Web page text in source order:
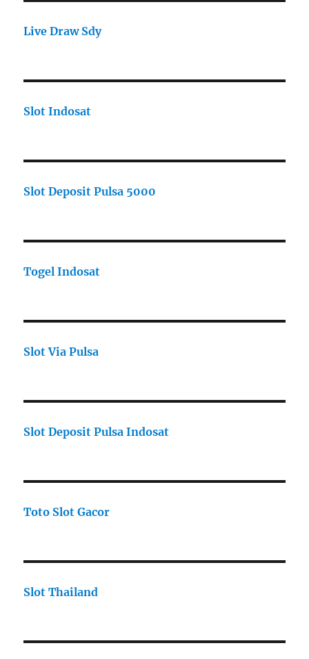
Live Draw Sdy
Slot Indosat
Slot Deposit Pulsa 5000
Togel Indosat
Slot Via Pulsa
Slot Deposit Pulsa Indosat
Toto Slot Gacor
Slot Thailand